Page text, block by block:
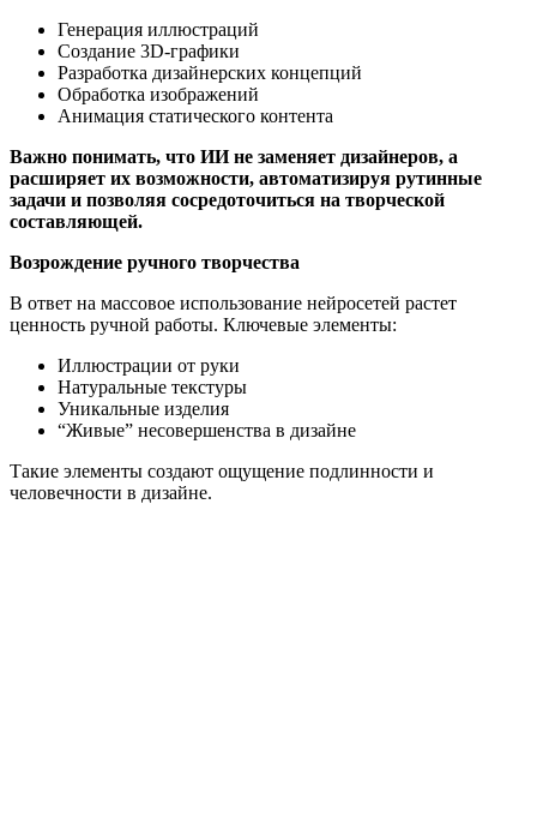
Генерация иллюстраций
Создание 3D-графики
Разработка дизайнерских концепций
Обработка изображений
Анимация статического контента
Важно понимать, что ИИ не заменяет дизайнеров, а
расширяет их возможности, автоматизируя рутинные
задачи и позволяя сосредоточиться на творческой
составляющей.
Возрождение ручного творчества
В ответ на массовое использование нейросетей растет
ценность ручной работы. Ключевые элементы:
Иллюстрации от руки
Натуральные текстуры
Уникальные изделия
“Живые” несовершенства в дизайне
Такие элементы создают ощущение подлинности и
человечности в дизайне.